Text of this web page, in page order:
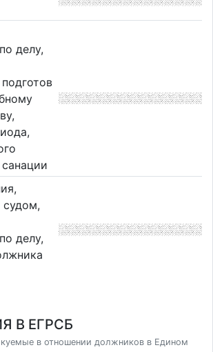
делу,
судом,
делу,
В ЕГРСБ
в отношении должников в Едином